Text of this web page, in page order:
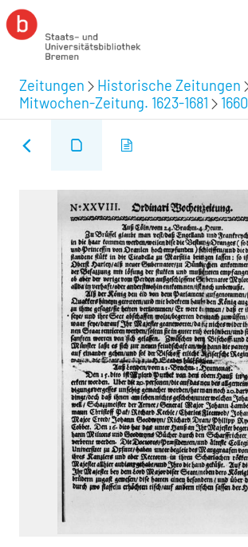
Zeitungen Historische Zeitungen
Mitwochen-Zeitung. 1623-1681
1660